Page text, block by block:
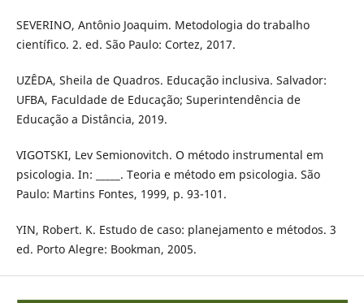
SEVERINO, Antônio Joaquim. Metodologia do trabalho
científico. 2. ed. São Paulo: Cortez, 2017.
UZÊDA, Sheila de Quadros. Educação inclusiva. Salvador:
UFBA, Faculdade de Educação; Superintendência de
Educação a Distância, 2019.
VIGOTSKI, Lev Semionovitch. O método instrumental em
psicologia. In: _____. Teoria e método em psicologia. São
Paulo: Martins Fontes, 1999, p. 93-101.
YIN, Robert. K. Estudo de caso: planejamento e métodos. 3
ed. Porto Alegre: Bookman, 2005.